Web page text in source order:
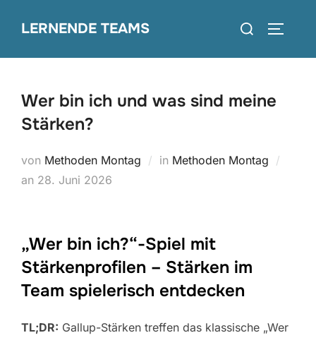
InhaltLERNENDE TEAMS
Suchen
Wer bin ich und was sind meine
Stärken?
von Methoden Montag in Methoden Montag
an Veröffentlicht
28. Juni 2026
„Wer bin ich?“-Spiel mit
Stärkenprofilen – Stärken im
Team spielerisch entdecken
TL;DR: Gallup-Stärken treffen das klassische „Wer